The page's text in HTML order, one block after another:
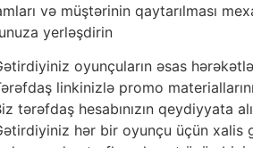
və müştərinin qaytarılması
yerləşdirin
oyunçuların əsas
linkinizlə promo
tərəfdaş hesabınızın qeydiyyata
hər bir oyunçu üçün xalis